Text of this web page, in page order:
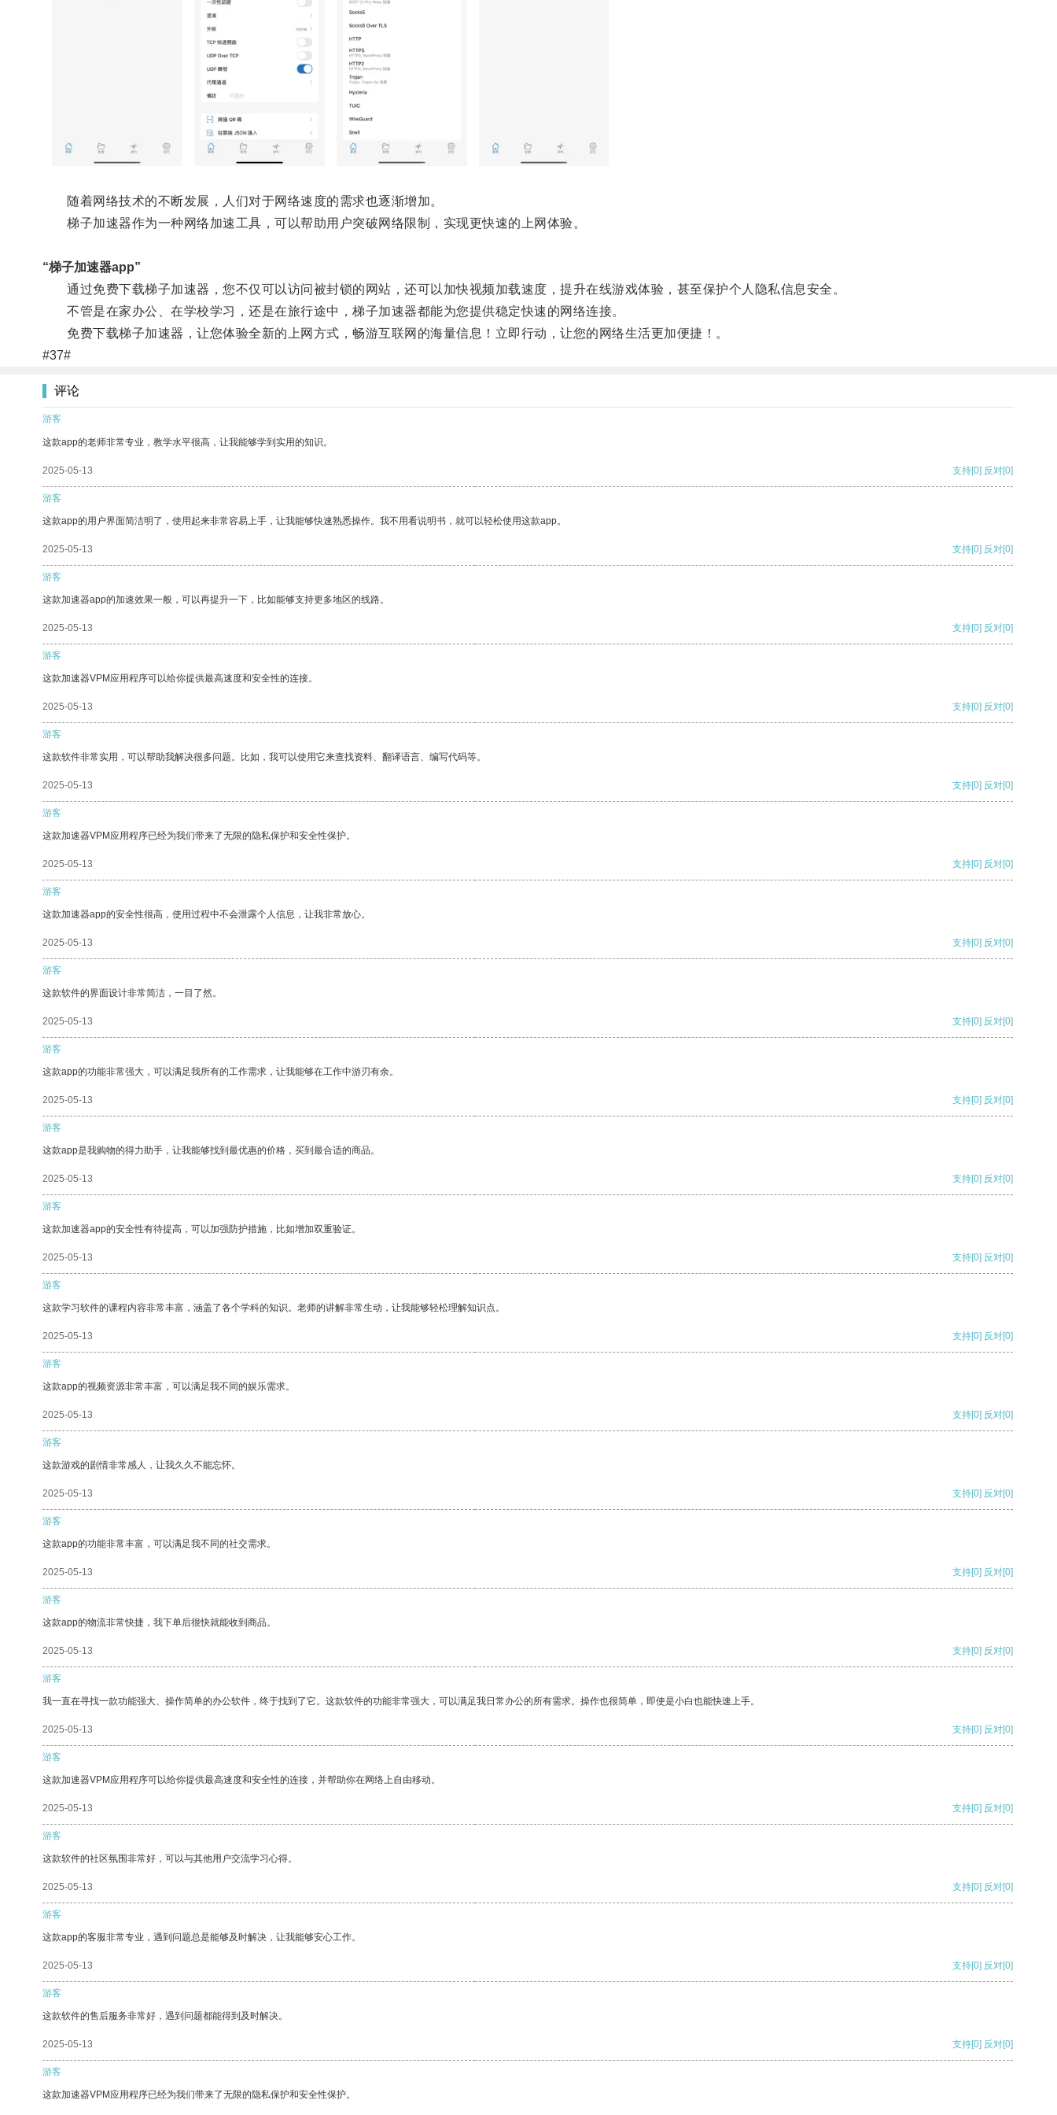
随着网络技术的不断发展，人们对于网络速度的需求也逐渐增加。
梯子加速器作为一种网络加速工具，可以帮助用户突破网络限制，实现更快速的上网体验。
“梯子加速器app”
通过免费下载梯子加速器，您不仅可以访问被封锁的网站，还可以加快视频加载速度，提升在线游戏体验，甚至保护个人隐私信息安全。
不管是在家办公、在学校学习，还是在旅行途中，梯子加速器都能为您提供稳定快速的网络连接。
免费下载梯子加速器，让您体验全新的上网方式，畅游互联网的海量信息！立即行动，让您的网络生活更加便捷！。
#37#
评论
游客
这款app的老师非常专业，教学水平很高，让我能够学到实用的知识。
2025-05-13 支持[0] 反对[0]
游客
这款app的用户界面简洁明了，使用起来非常容易上手，让我能够快速熟悉操作。我不用看说明书，就可以轻松使用这款app。
2025-05-13 支持[0] 反对[0]
游客
这款加速器app的加速效果一般，可以再提升一下，比如能够支持更多地区的线路。
2025-05-13 支持[0] 反对[0]
游客
这款加速器VPM应用程序可以给你提供最高速度和安全性的连接。
2025-05-13 支持[0] 反对[0]
游客
这款软件非常实用，可以帮助我解决很多问题。比如，我可以使用它来查找资料、翻译语言、编写代码等。
2025-05-13 支持[0] 反对[0]
游客
这款加速器VPM应用程序已经为我们带来了无限的隐私保护和安全性保护。
2025-05-13 支持[0] 反对[0]
游客
这款加速器app的安全性很高，使用过程中不会泄露个人信息，让我非常放心。
2025-05-13 支持[0] 反对[0]
游客
这款软件的界面设计非常简洁，一目了然。
2025-05-13 支持[0] 反对[0]
游客
这款app的功能非常强大，可以满足我所有的工作需求，让我能够在工作中游刃有余。
2025-05-13 支持[0] 反对[0]
游客
这款app是我购物的得力助手，让我能够找到最优惠的价格，买到最合适的商品。
2025-05-13 支持[0] 反对[0]
游客
这款加速器app的安全性有待提高，可以加强防护措施，比如增加双重验证。
2025-05-13 支持[0] 反对[0]
游客
这款学习软件的课程内容非常丰富，涵盖了各个学科的知识。老师的讲解非常生动，让我能够轻松理解知识点。
2025-05-13 支持[0] 反对[0]
游客
这款app的视频资源非常丰富，可以满足我不同的娱乐需求。
2025-05-13 支持[0] 反对[0]
游客
这款游戏的剧情非常感人，让我久久不能忘怀。
2025-05-13 支持[0] 反对[0]
游客
这款app的功能非常丰富，可以满足我不同的社交需求。
2025-05-13 支持[0] 反对[0]
游客
这款app的物流非常快捷，我下单后很快就能收到商品。
2025-05-13 支持[0] 反对[0]
游客
我一直在寻找一款功能强大、操作简单的办公软件，终于找到了它。这款软件的功能非常强大，可以满足我日常办公的所有需求。操作也很简单，即使是小白也能快速上手。
2025-05-13 支持[0] 反对[0]
游客
这款加速器VPM应用程序可以给你提供最高速度和安全性的连接，并帮助你在网络上自由移动。
2025-05-13 支持[0] 反对[0]
游客
这款软件的社区氛围非常好，可以与其他用户交流学习心得。
2025-05-13 支持[0] 反对[0]
游客
这款app的客服非常专业，遇到问题总是能够及时解决，让我能够安心工作。
2025-05-13 支持[0] 反对[0]
游客
这款软件的售后服务非常好，遇到问题都能得到及时解决。
2025-05-13 支持[0] 反对[0]
游客
这款加速器VPM应用程序已经为我们带来了无限的隐私保护和安全性保护。